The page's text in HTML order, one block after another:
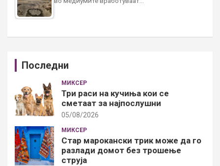
Последни
МИКСЕР
Три раси на кучиња кои се
сметаат за најпослушни
05/08/2026
МИКСЕР
Стар марокански трик може да го
разлади домот без трошење
струја